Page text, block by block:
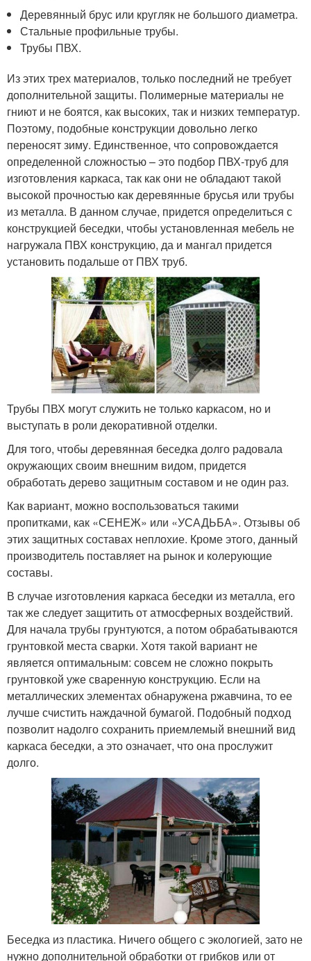
Деревянный брус или кругляк не большого диаметра.
Стальные профильные трубы.
Трубы ПВХ.
Из этих трех материалов, только последний не требует
дополнительной защиты. Полимерные материалы не
гниют и не боятся, как высоких, так и низких температур.
Поэтому, подобные конструкции довольно легко
переносят зиму. Единственное, что сопровождается
определенной сложностью – это подбор ПВХ-труб для
изготовления каркаса, так как они не обладают такой
высокой прочностью как деревянные брусья или трубы
из металла. В данном случае, придется определиться с
конструкцией беседки, чтобы установленная мебель не
нагружала ПВХ конструкцию, да и мангал придется
установить подальше от ПВХ труб.
Трубы ПВХ могут служить не только каркасом, но и
выступать в роли декоративной отделки.
Для того, чтобы деревянная беседка долго радовала
окружающих своим внешним видом, придется
обработать дерево защитным составом и не один раз.
Как вариант, можно воспользоваться такими
пропитками, как «СЕНЕЖ» или «УСАДЬБА». Отзывы об
этих защитных составах неплохие. Кроме этого, данный
производитель поставляет на рынок и колерующие
составы.
В случае изготовления каркаса беседки из металла, его
так же следует защитить от атмосферных воздействий.
Для начала трубы грунтуются, а потом обрабатываются
грунтовкой места сварки. Хотя такой вариант не
является оптимальным: совсем не сложно покрыть
грунтовкой уже сваренную конструкцию. Если на
металлических элементах обнаружена ржавчина, то ее
лучше счистить наждачной бумагой. Подобный подход
позволит надолго сохранить приемлемый внешний вид
каркаса беседки, а это означает, что она прослужит
долго.
Беседка из пластика. Ничего общего с экологией, зато не
нужно дополнительной обработки от грибков или от